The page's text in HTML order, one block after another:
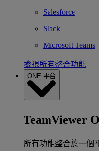
Salesforce
Slack
Microsoft Teams
檢視所有整合功能
ONE 平台
TeamViewer
所有功能整合於一個